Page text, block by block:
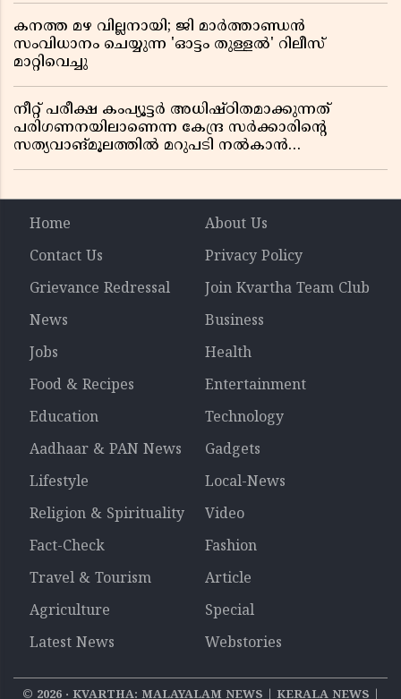
കനത്ത മഴ വില്ലനായി; ജി മാർത്താണ്ഡൻ
സംവിധാനം ചെയ്യുന്ന 'ഓട്ടം തുള്ളൽ' റിലീസ്
മാറ്റിവെച്ചു
നീറ്റ് പരീക്ഷ കംപ്യൂട്ടർ അധിഷ്ഠിതമാക്കുന്നത്
പരിഗണനയിലാണെന്ന കേന്ദ്ര സർക്കാരിൻ്റെ
സത്യവാങ്മൂലത്തിൽ മറുപടി നൽകാൻ
Home
About Us
Contact Us
Privacy Policy
Grievance Redressal
Join Kvartha Team Club
News
Business
Jobs
Health
Food & Recipes
Entertainment
Education
Technology
Aadhaar & PAN News
Gadgets
Lifestyle
Local-News
Religion & Spirituality
Video
Fact-Check
Fashion
Travel & Tourism
Article
Agriculture
Special
Latest News
Webstories
© 2026‧ KVARTHA: MALAYALAM NEWS | KERALA NEWS |